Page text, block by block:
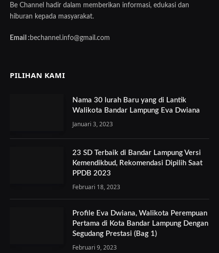
Be Channel hadir dalam memberikan informasi, edukasi dan
hiburan kepada masyarakat.
Email : bechannel.info@gmail.com
PILIHAN KAMI
Nama 30 lurah Baru yang di Lantik
Walikota Bandar Lampung Eva Dwiana
Januari 3, 2023
23 SD Terbaik di Bandar Lampung Versi
Kemendikbud, Rekomendasi Dipilih Saat
PPDB 2023
Februari 18, 2023
Profile Eva Dwiana, Walikota Perempuan
Pertama di Kota Bandar Lampung Dengan
Segudang Prestasi (Bag 1)
Februari 9, 2023